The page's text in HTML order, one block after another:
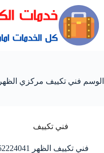
الوسم فني تكييف مركزي الظهر
فني تكييف